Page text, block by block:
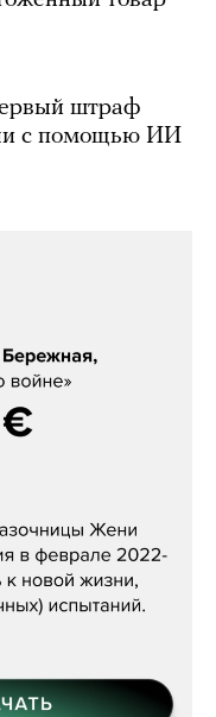
штраф
с помощью ИИ
о войне»